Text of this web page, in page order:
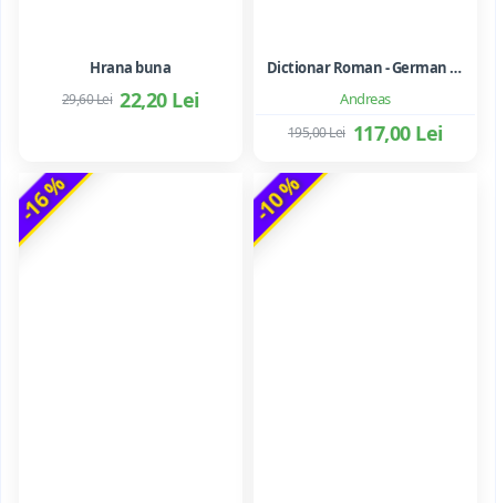
Hrana buna
22,20 Lei
29,60 Lei Andreas
Dictionar Roman - German - Mihai Anutei
117,00 Lei
195,00 Lei
-16 % -10 %